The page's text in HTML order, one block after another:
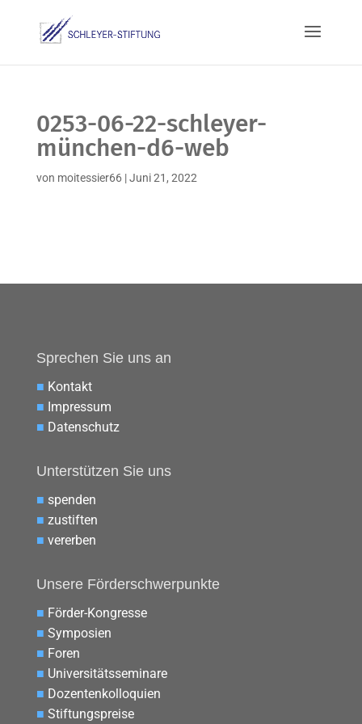
0253-06-22-schleyer-
münchen-d6-web
von moitessier66|Juni 21, 2022
Sprechen Sie uns an
■ Kontakt
■ Impressum
■ Datenschutz
Unterstützen Sie uns
■ spenden
■ zustiften
■ vererben
Unsere Förderschwerpunkte
■ Förder-Kongresse
■ Symposien
■ Foren
■ Universitätsseminare
■ Dozentenkolloquien
■ Stiftungspreise